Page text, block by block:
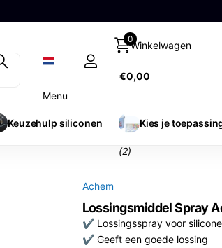
Menu
Winkelwagen
0
€0,00
Keuzehulp siliconen Kies je
(2)
Achem
Lossingsmiddel Spray
✔ Lossingsspray voor
✔ Geeft een goede lossing